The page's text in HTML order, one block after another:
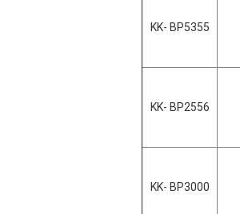
KK- BP5355
KK- BP2556
KK- BP3000